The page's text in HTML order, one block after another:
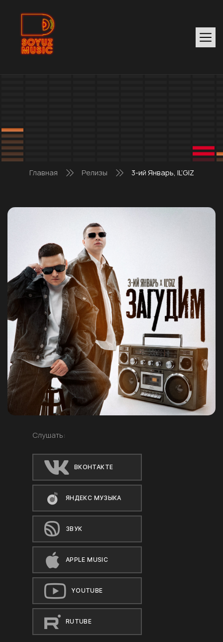
Главная Релизы 3-ий Январь, IL’GIZ
Слушать:
ВКОНТАКТЕ
ЯНДЕКС МУЗЫКА
ЗВУК
APPLE MUSIC
YOUTUBE
RUTUBE